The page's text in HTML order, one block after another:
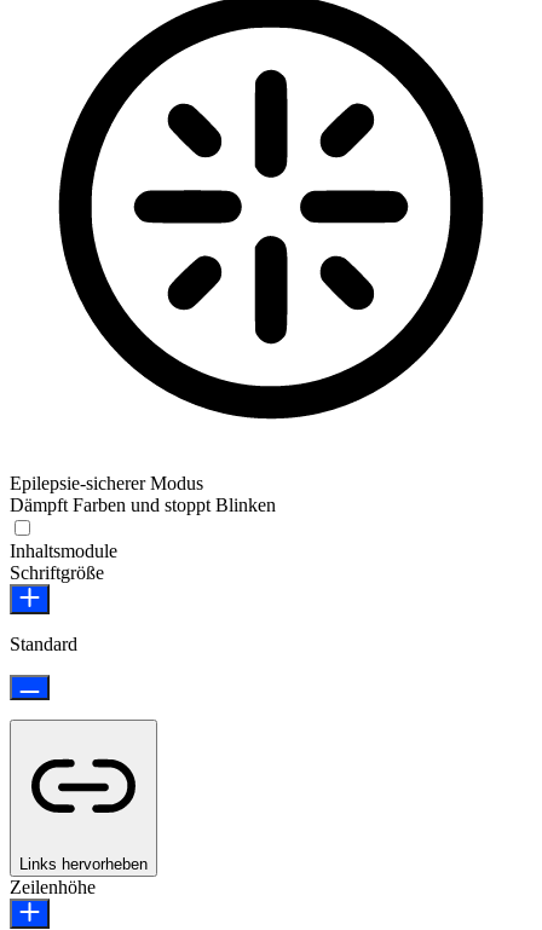
Epilepsie-sicherer Modus
Dämpft Farben und stoppt Blinken
Inhaltsmodule
Schriftgröße
Standard
Links hervorheben
Zeilenhöhe